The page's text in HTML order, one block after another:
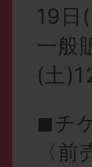
19日
一般
(土
◼︎チ
〈